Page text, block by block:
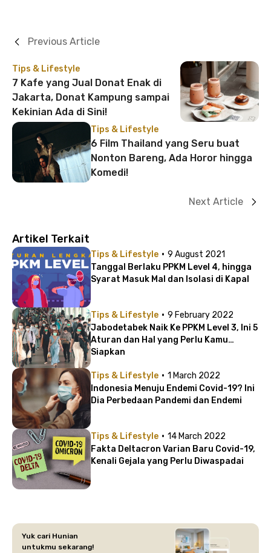
Tips & Lifestyle
7 Kafe yang Jual Donat Enak di
Jakarta, Donat Kampung sampai
Kekinian Ada di Sini!
Previous Article
Tips & Lifestyle
6 Film Thailand yang Seru buat
Nonton Bareng, Ada Horor hingga
Komedi!
Next Article
Artikel Terkait
Tips & Lifestyle · 9 August 2021
Tanggal Berlaku PPKM Level 4, hingga
Syarat Masuk Mal dan Isolasi di Kapal
Tips & Lifestyle · 9 February 2022
Jabodetabek Naik Ke PPKM Level 3, Ini 5
Aturan dan Hal yang Perlu Kamu
Siapkan
Tips & Lifestyle · 1 March 2022
Indonesia Menuju Endemi Covid-19? Ini
Dia Perbedaan Pandemi dan Endemi
Tips & Lifestyle · 14 March 2022
Fakta Deltacron Varian Baru Covid-19,
Kenali Gejala yang Perlu Diwaspadai
Yuk cari Hunian
untukmu sekarang!